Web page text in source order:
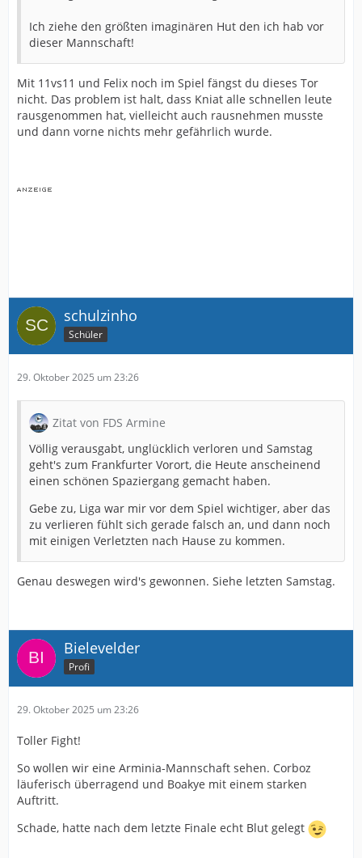
Ich ziehe den größten imaginären Hut den ich hab vor
dieser Mannschaft!
Mit 11vs11 und Felix noch im Spiel fängst du dieses Tor
nicht. Das problem ist halt, dass Kniat alle schnellen leute
rausgenommen hat, vielleicht auch rausnehmen musste
und dann vorne nichts mehr gefährlich wurde.
schulzinho
Schüler
29. Oktober 2025 um 23:26
Zitat von FDS Armine
Völlig verausgabt, unglücklich verloren und Samstag
geht's zum Frankfurter Vorort, die Heute anscheinend
einen schönen Spaziergang gemacht haben.
Gebe zu, Liga war mir vor dem Spiel wichtiger, aber das
zu verlieren fühlt sich gerade falsch an, und dann noch
mit einigen Verletzten nach Hause zu kommen.
Genau deswegen wird's gewonnen. Siehe letzten Samstag.
Bielevelder
Profi
29. Oktober 2025 um 23:26
Toller Fight!
So wollen wir eine Arminia-Mannschaft sehen. Corboz
läuferisch überragend und Boakye mit einem starken
Auftritt.
Schade, hatte nach dem letzte Finale echt Blut gelegt